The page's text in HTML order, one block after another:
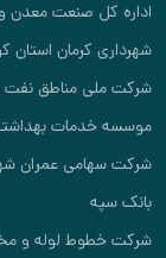
معدن و تجارت استان
استان کرمان
نفت خیز جنوب
بهداشتی درمانی
عمران شهر جدید
و مخابرات نفت